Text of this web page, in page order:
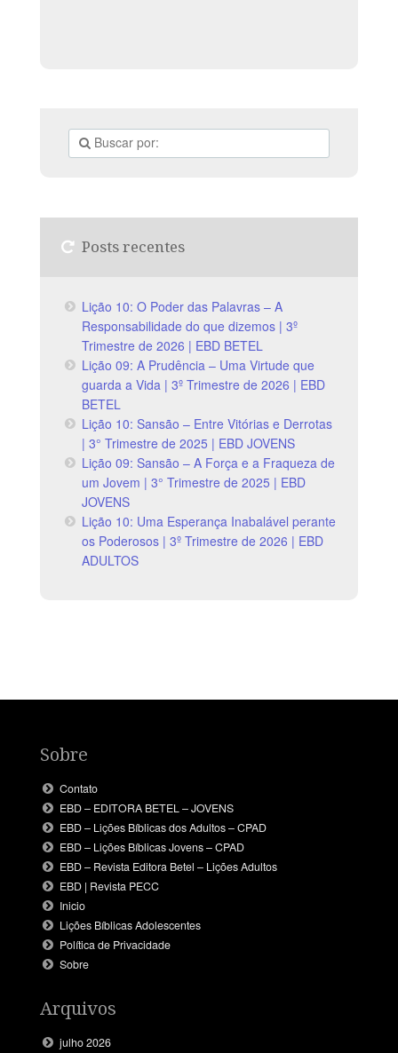
Posts recentes
Lição 10: O Poder das Palavras – A
Responsabilidade do que dizemos | 3º
Trimestre de 2026 | EBD BETEL
Lição 09: A Prudência – Uma Virtude que
guarda a Vida | 3º Trimestre de 2026 | EBD
BETEL
Lição 10: Sansão – Entre Vitórias e Derrotas
| 3° Trimestre de 2025 | EBD JOVENS
Lição 09: Sansão – A Força e a Fraqueza de
um Jovem | 3° Trimestre de 2025 | EBD
JOVENS
Lição 10: Uma Esperança Inabalável perante
os Poderosos | 3º Trimestre de 2026 | EBD
ADULTOS
Sobre
Contato
EBD – EDITORA BETEL – JOVENS
EBD – Lições Bíblicas dos Adultos – CPAD
EBD – Lições Bíblicas Jovens – CPAD
EBD – Revista Editora Betel – Lições Adultos
EBD | Revista PECC
Inicio
Lições Bíblicas Adolescentes
Política de Privacidade
Sobre
Arquivos
julho 2026